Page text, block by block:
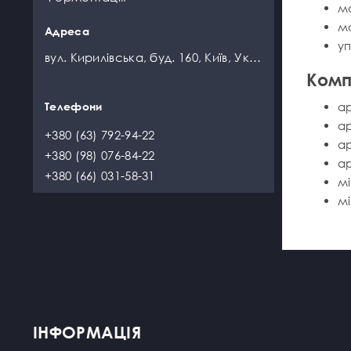
Царги
вул. Кирилівська, буд. 160, Київ, Україна
+380 (63) 792-94-22
+380 (98) 076-84-22
+380 (66) 031-58-31
ІНФОРМАЦІЯ